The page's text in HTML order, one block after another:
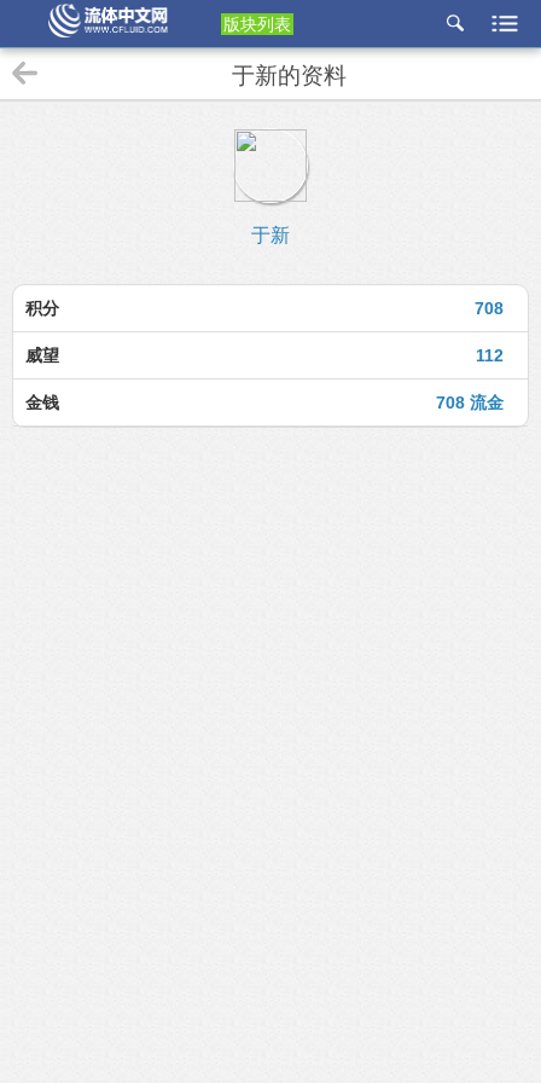
版块列表
etu
于新的资料
于新
708
积分
112
威望
708 流金
金钱